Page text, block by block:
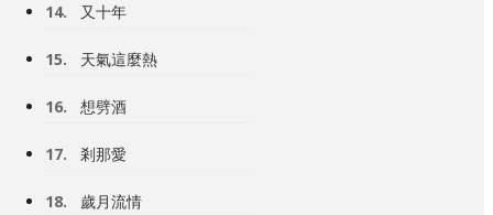
14. 又十年
15. 天氣這麼熱
16. 想劈酒
17. 剎那愛
18. 歲月流情